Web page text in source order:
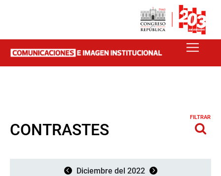
CONTRASTES
FILTRAR
Diciembre del 2022